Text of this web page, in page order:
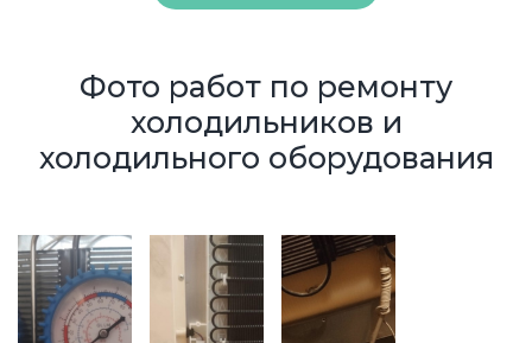
Фото работ по ремонту
холодильников и
холодильного оборудования